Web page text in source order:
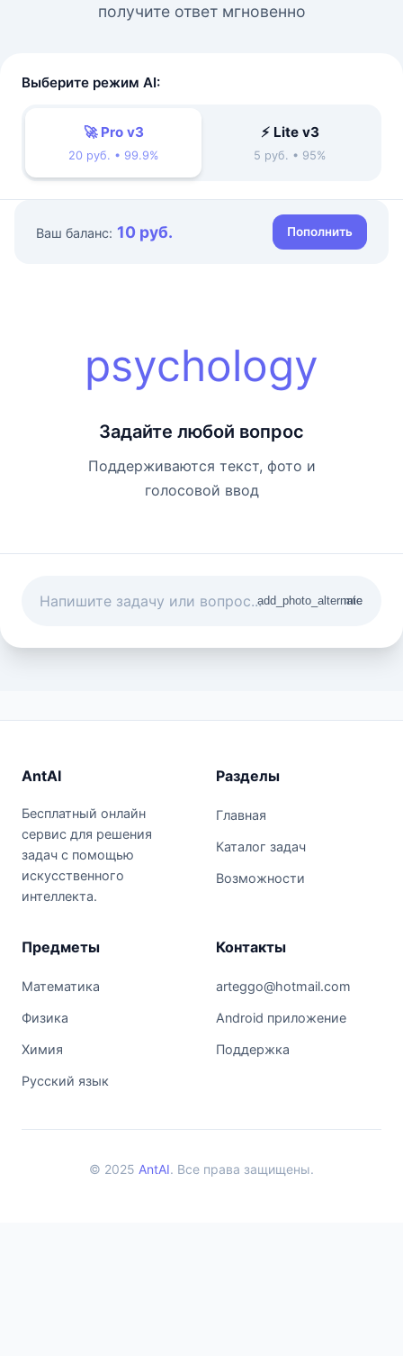
получите ответ мгновенно
Выберите режим AI:
🚀 Pro v3
20 руб. • 99.9%
⚡ Lite v3
5 руб. • 95%
Ваш баланс: 10 руб. Пополнить
psychology
Задайте любой вопрос
Поддерживаются текст, фото и
голосовой ввод
add_photo_alternate
mic
AntAI
Бесплатный онлайн
сервис для решения
задач с помощью
искусственного
интеллекта.
Разделы
Главная
Каталог задач
Возможности
Предметы
Математика
Физика
Химия
Русский язык
Контакты
arteggo@hotmail.com
Android приложение
Поддержка
© 2025 AntAI. Все права защищены.